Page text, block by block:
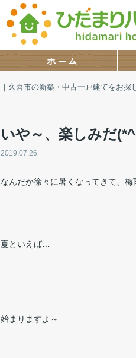
ホーム
｜久喜市の新築・中古一戸建てをお探
いや～、楽しみだ
2019.07.26
なんだか徐々に暑くなってきて、梅
夏といえば…
始まりますよ～